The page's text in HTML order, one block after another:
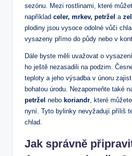
sezónu. Mezi rostlinami, které
například celer, mrkev, petržel a
plodiny jsou vysoce odolné vůči
vysazeny přímo do půdy nebo v
Dále byste měli uvažovat o vysazení
ho ještě nezasadili na podzim.
teploty a jeho výsadba v únoru
bohatou úrodu. Nezapomeňte také
petržel nebo koriandr , které
nyní. Tyto bylinky nevyžadují příliš
chlad.
Jak správně